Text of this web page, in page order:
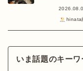
hinata
いま話題のキーワ